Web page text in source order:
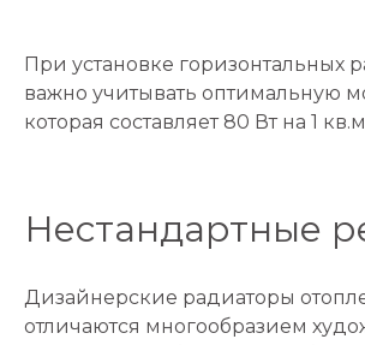
При установке горизонтальных
важно учитывать оптимальную
которая составляет 80 Вт на 1
Нестандартные
Дизайнерские радиаторы
отличаются многообразием